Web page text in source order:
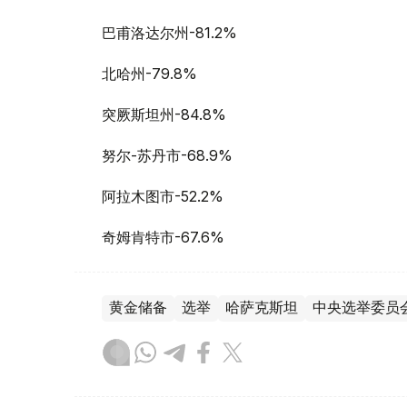
巴甫洛达尔州-81.2%
北哈州-79.8%
突厥斯坦州-84.8%
努尔-苏丹市-68.9%
阿拉木图市-52.2%
奇姆肯特市-67.6%
黄金储备 选举 哈萨克斯坦 中央选举委员